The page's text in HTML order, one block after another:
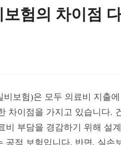
험의 차이점
비보험)은 모두 의료비 지출
차이점을 가지고 있습니다.
비 부담을 경감하기 위해 설
공적 보험입니다. 반면, 실